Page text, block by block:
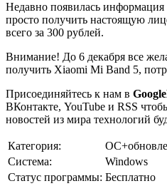
Недавно появилась
просто получить настоящую
всего за 300 рублей.
Внимание! До 6 декабря все
получить Xiaomi Mi Band 5,
Присоединяйтесь к нам в Google
ВКонтакте, YouTube и RSS
новостей из мира технологий
Категория:
Cистема:
Windows
Статус программы: Бесплатно